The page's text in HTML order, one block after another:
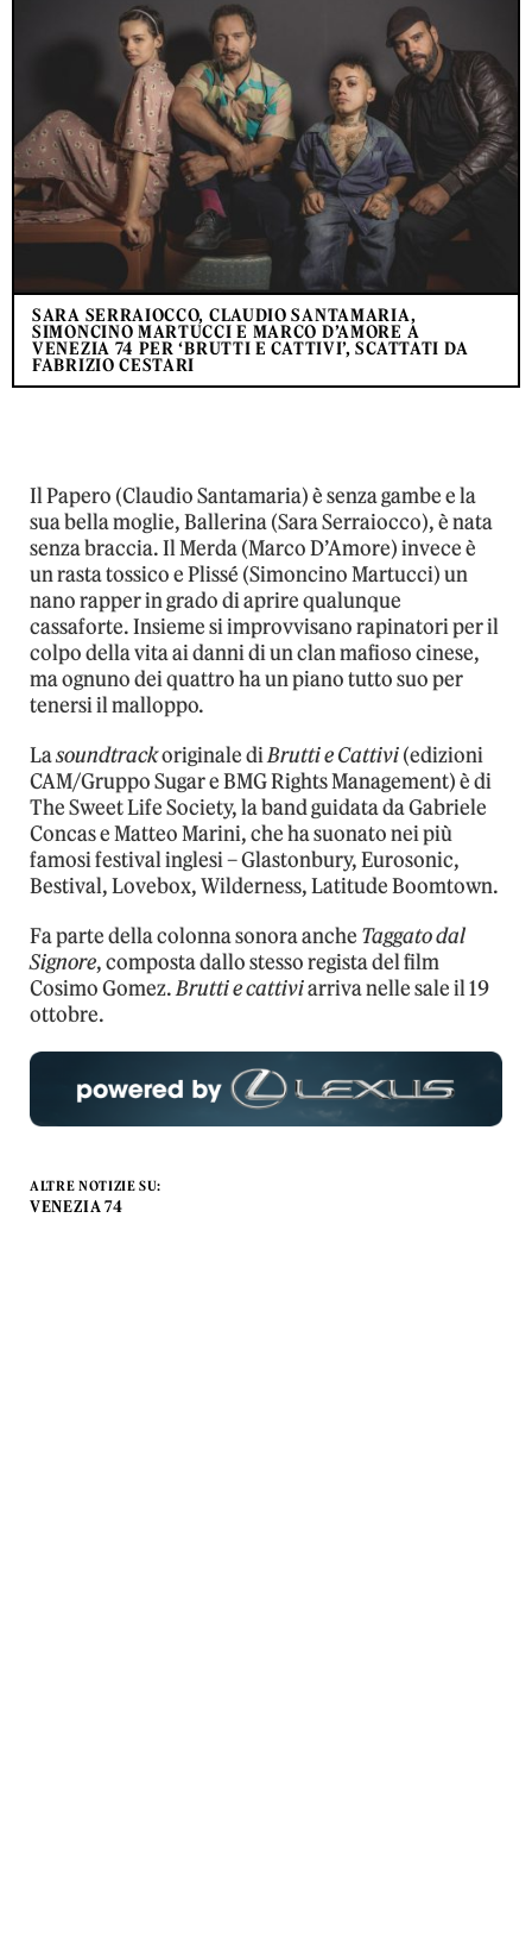
SARA SERRAIOCCO, CLAUDIO SANTAMARIA,
SIMONCINO MARTUCCI E MARCO D’AMORE A
VENEZIA 74 PER ‘BRUTTI E CATTIVI’, SCATTATI DA
FABRIZIO CESTARI
Il Papero (Claudio Santamaria) è senza gambe e la
sua bella moglie, Ballerina (Sara Serraiocco), è nata
senza braccia. Il Merda (Marco D’Amore) invece è
un rasta tossico e Plissé (Simoncino Martucci) un
nano rapper in grado di aprire qualunque
cassaforte. Insieme si improvvisano rapinatori per il
colpo della vita ai danni di un clan mafioso cinese,
ma ognuno dei quattro ha un piano tutto suo per
tenersi il malloppo.
Lasoundtrackoriginale diBrutti e Cattivi(edizioni
CAM/Gruppo Sugar e BMG Rights Management) è di
The Sweet Life Society, la band guidata da Gabriele
Concas e Matteo Marini, che ha suonato nei più
famosi festival inglesi – Glastonbury, Eurosonic,
Bestival, Lovebox, Wilderness, Latitude Boomtown.
Fa parte della colonna sonora anche Taggato dal
Signore, composta dallo stesso regista del film
Cosimo Gomez.Brutti e cattiviarriva nelle sale il 19
ottobre.
ALTRE NOTIZIE SU:
VENEZIA 74